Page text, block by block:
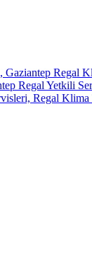
Regal
Regal Yetkili
Regal